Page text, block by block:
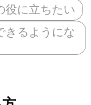
役に立ちたい
きるようにな